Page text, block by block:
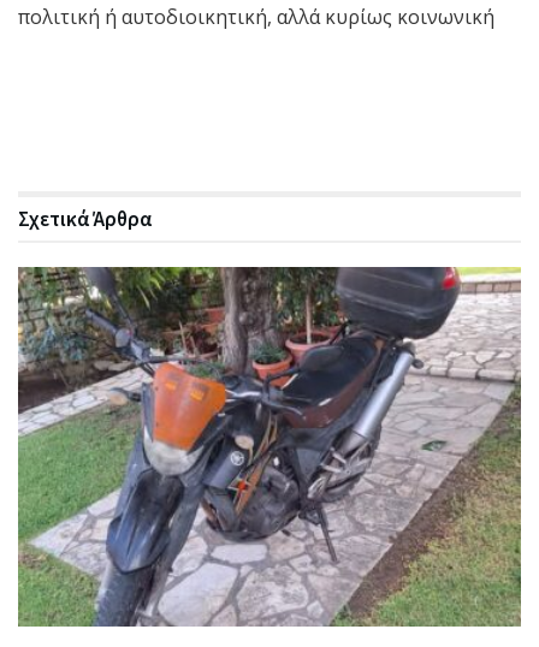
πολιτική ή αυτοδιοικητική, αλλά κυρίως κοινωνική
ΣχετικάΆρθρα